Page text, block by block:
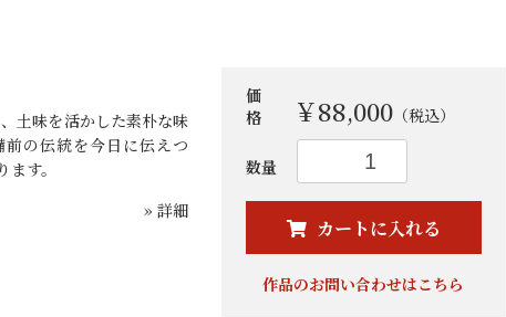
土味を活かした素朴な味
の伝統を今日に伝えつ
す。
» 詳細
価
格
￥88,000（税込）
数量
カートに入れる
カートへ進む
作品のお問い合わせはこちら